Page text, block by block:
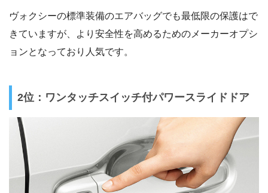
ヴォクシーの標準装備のエアバッグでも最低限の保護はで
きていますが、より安全性を高めるためのメーカーオプシ
ョンとなっており人気です。
2位：ワンタッチスイッチ付パワースライドドア